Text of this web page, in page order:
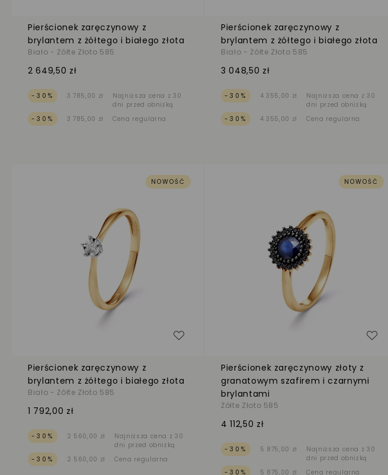
Pierścionek zaręczynowy z
brylantem z żółtego i białego złota
Biało - Żółte Złoto 585
2 649,50 zł
-30% 3 785,00 zł
Najniższa cena z 30
dni przed obniżką
-30%
3 785,00 zł Cena regularna
Pierścionek zaręczynowy z
brylantem z żółtego i białego złota
Biało - Żółte Złoto 585
3 048,50 zł
-30% 4 355,00 zł
Najniższa cena z 30
dni przed obniżką
-30%
4 355,00 zł Cena regularna
NOWOŚĆ
Pierścionek zaręczynowy z
brylantem z żółtego i białego złota
Biało - Żółte Złoto 585
1 792,00 zł
-30% 2 560,00 zł
Najniższa cena z 30
dni przed obniżką
-30%
2 560,00 zł Cena regularna
Dodaj do listy życzeń
NOWOŚĆ
Pierścionek zaręczynowy złoty z
granatowym szafirem i czarnymi
brylantami
Żółte Złoto 585
4 112,50 zł
-30% 5 875,00 zł
Najniższa cena z 30
dni przed obniżką
-30%
5 875,00 zł Cena regularna